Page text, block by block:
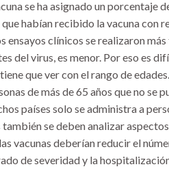
se ha asignado un porcentaje
habían recibido la vacuna con
ensayos clínicos se realizaron
del virus, es menor. Por eso es
que ver con el rango de
de más de 65 años que no se
países solo se administra a
se deben analizar
vacunas deberían reducir el
de severidad y la